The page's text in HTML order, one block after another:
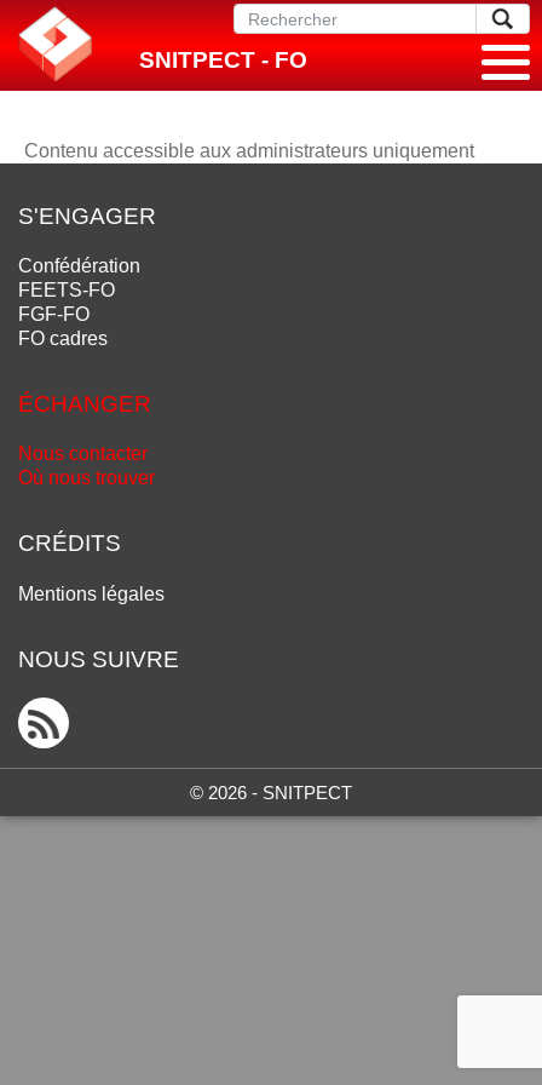
SNITPECT - FO
Contenu accessible aux administrateurs uniquement
S'ENGAGER
Confédération
FEETS-FO
FGF-FO
FO cadres
ÉCHANGER
Nous contacter
Où nous trouver
CRÉDITS
Mentions légales
NOUS SUIVRE
© 2026 - SNITPECT